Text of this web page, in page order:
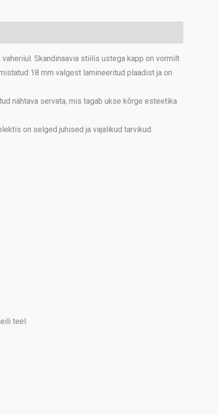
Skandinaavia stiilis ustega kapp on vormilt
18 mm valgest lamineeritud plaadist ja on
nähtava servata, mis tagab ukse kõrge esteetika
on selged juhised ja vajalikud tarvikud.
teel.